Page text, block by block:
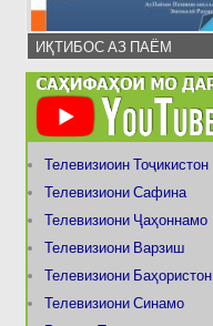
ИҚТИБОС АЗ ПАЁМ
Телевизиоин Тоҷикистон
Телевизиони Сафина
Телевизиони Ҷаҳоннамо
Телевизиони Варзиш
Телевизиони Баҳористон
Телевизиони Синамо